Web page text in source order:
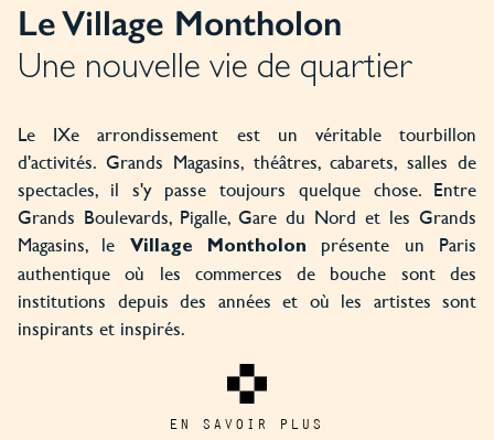
Le Village Montholon
Une nouvelle vie de quartier
Le IXe arrondissement est un véritable tourbillon
d'activités. Grands Magasins, théâtres, cabarets, salles de
spectacles, il s'y passe toujours quelque chose. Entre
Grands Boulevards, Pigalle, Gare du Nord et les Grands
Magasins, le
Village Montholon
présente un Paris
authentique où les commerces de bouche sont des
institutions depuis des années et où les artistes sont
inspirants et inspirés.
EN SAVOIR PLUS